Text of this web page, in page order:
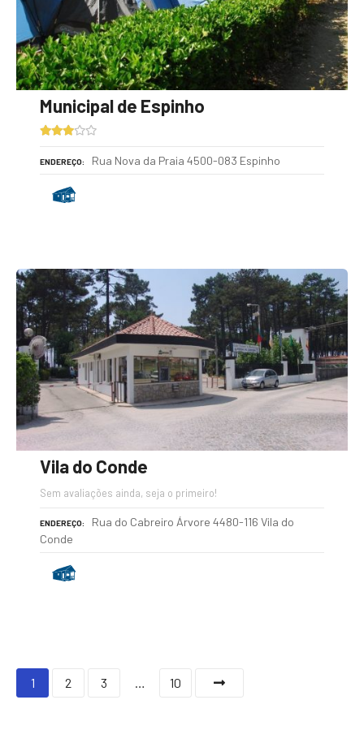
Municipal de Espinho
ENDEREÇO Rua Nova da Praia 4500-083 Espinho
Vila do Conde
Sem avaliações ainda, seja o primeiro!
ENDEREÇO
Rua do Cabreiro Árvore 4480-116 Vila do
Conde
1 2 3 … 10